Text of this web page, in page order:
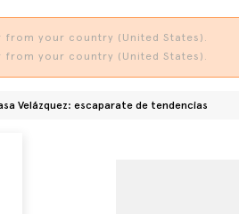
from your country (United States).
from your country (United States).
Velázquez: escaparate de tendencias